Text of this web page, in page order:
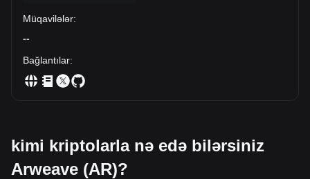
Müqavilələr:
--
Bağlantılar:
kimi kriptolarla nə edə bilərsiniz
Arweave (AR)?